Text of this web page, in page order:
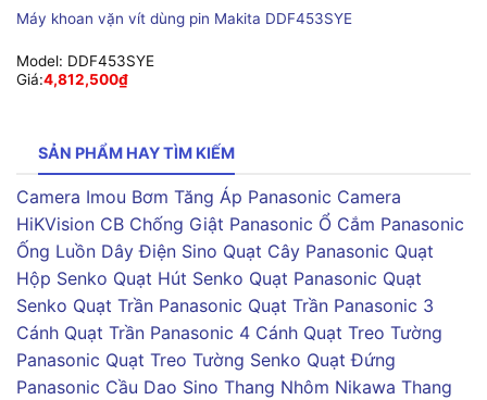
Máy khoan vặn vít dùng pin Makita DDF453SYE
Model: DDF453SYE
Giá:4,812,500₫
SẢN PHẨM HAY TÌM KIẾM
Camera Imou Bơm Tăng Áp Panasonic Camera
HiKVision CB Chống Giật Panasonic Ổ Cắm Panasonic
Ống Luồn Dây Điện Sino Quạt Cây Panasonic Quạt
Hộp Senko Quạt Hút Senko Quạt Panasonic Quạt
Senko Quạt Trần Panasonic Quạt Trần Panasonic 3
Cánh Quạt Trần Panasonic 4 Cánh Quạt Treo Tường
Panasonic Quạt Treo Tường Senko Quạt Đứng
Panasonic Cầu Dao Sino Thang Nhôm Nikawa Thang